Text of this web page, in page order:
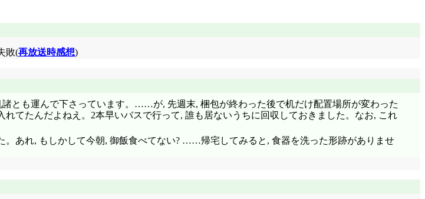
敗(再放送時感想)
とも運んで下さっています。……が, 先週末, 梱包が終わった後で机だけ配置場所が変わった
てたんだよねえ。2本早いバスで行って, 誰も居ないうちに回収しておきました。なお, これ
あれ, もしかして今朝, 御飯食べてない? ……帰宅してみると, 食器を洗った形跡がありませ